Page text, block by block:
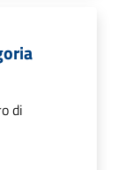
di